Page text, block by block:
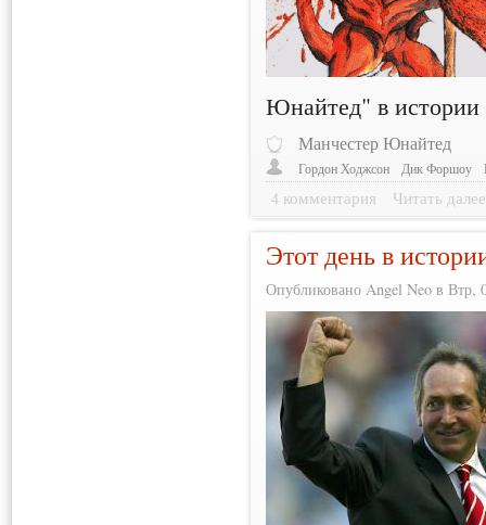
Юнайтед" в
Манчестер Юнайтед
Гордон Ходжсон Дик Форшоу
4 комментария Читать далее
Этот день в
Опубликовано Angel Neo в Втр,